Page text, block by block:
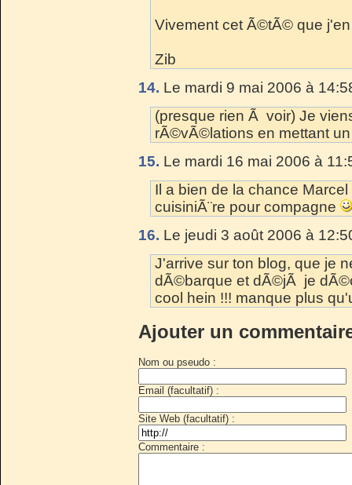
Vivement cet Ã©tÃ© que
Zib
14. Le mardi 9 mai 2006 à
(presque rien Ã voir) Je
rÃ©vÃ©lations en mettant
15. Le mardi 16 mai 2006 à
Il a bien de la chance
cuisiniÃ¨re pour compagne
16. Le jeudi 3 août 2006 à
J'arrive sur ton blog, que je
dÃ©barque et dÃ©jÃ je
cool hein !!! manque plus
Ajouter un
Nom ou pseudo :
Email (facultatif) :
Site Web (facultatif) :
Commentaire :